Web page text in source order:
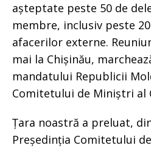
așteptate peste 50 de
membre, inclusiv peste
afacerilor externe.
mai la Chișinău,
mandatului Republicii
Comitetului de Miniștri al
Țara noastră a preluat,
Președinția Comitetului